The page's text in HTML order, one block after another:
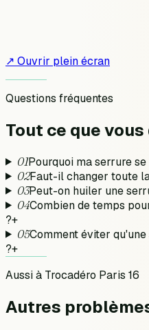
↗ Ouvrir plein écran
Questions fréquentes
Tout ce que vous
01Pourquoi ma serrure
02Faut-il changer toute
03Peut-on huiler une
04Combien de temps
?+
05Comment éviter
?+
Aussi à Trocadéro Paris 16
Autres